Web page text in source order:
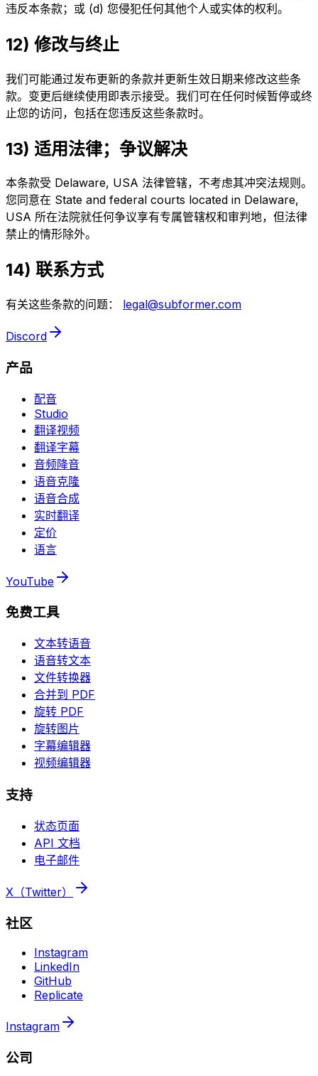
违反本条款；或 (d) 您侵犯任何其他个人或实体的权利。
12) 修改与终止
我们可能通过发布更新的条款并更新生效日期来修改这些条
款。变更后继续使用即表示接受。我们可在任何时候暂停或终
止您的访问，包括在您违反这些条款时。
13) 适用法律；争议解决
本条款受 Delaware, USA 法律管辖，不考虑其冲突法规则。
您同意在 State and federal courts located in Delaware,
USA 所在法院就任何争议享有专属管辖权和审判地，但法律
禁止的情形除外。
14) 联系方式
有关这些条款的问题： legal@subformer.com
Discord
产品
配音
Studio
翻译视频
翻译字幕
音频降音
语音克隆
语音合成
实时翻译
定价
语言
YouTube
免费工具
文本转语音
语音转文本
文件转换器
合并到 PDF
旋转 PDF
旋转图片
字幕编辑器
视频编辑器
支持
状态页面
API 文档
电子邮件
X（Twitter）
社区
Instagram
LinkedIn
GitHub
Replicate
Instagram
公司